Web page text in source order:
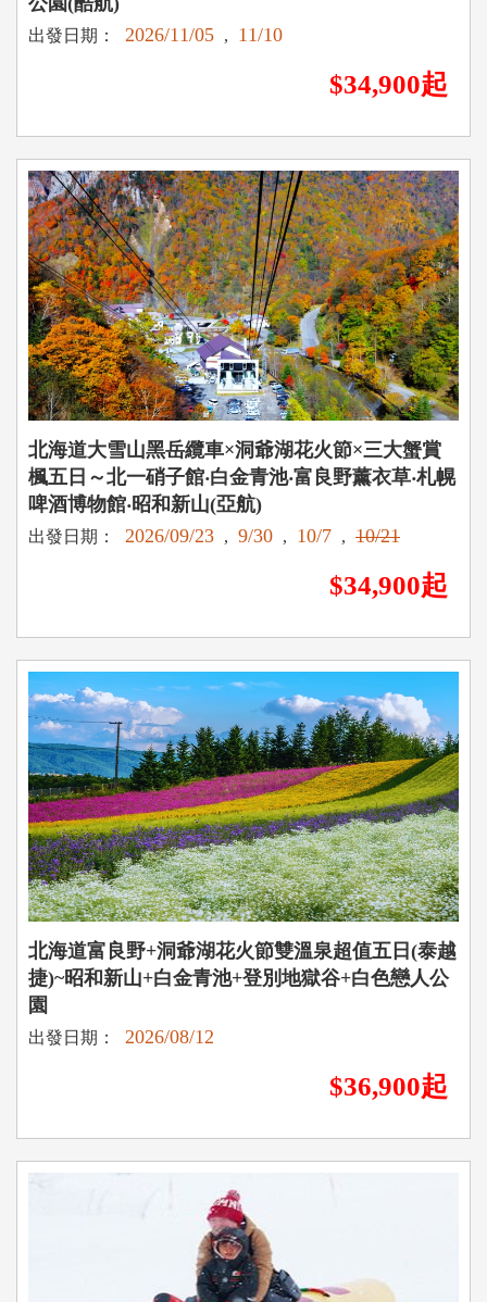
出發日期： 2026/11/05 , 11/10
$34,900起
北海道大雪山黑岳纜車×洞爺湖花火節×三大蟹賞
楓五日～北一硝子館‧白金青池‧富良野薰衣草‧札幌
啤酒博物館‧昭和新山(亞航)
出發日期： 2026/09/23 , 9/30 , 10/7 , 10/21
$34,900起
北海道富良野+洞爺湖花火節雙溫泉超值五日(泰越
捷)~昭和新山+白金青池+登別地獄谷+白色戀人公
園
出發日期： 2026/08/12
$36,900起